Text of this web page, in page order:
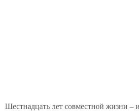
Шестнадцать лет совместной жизни –